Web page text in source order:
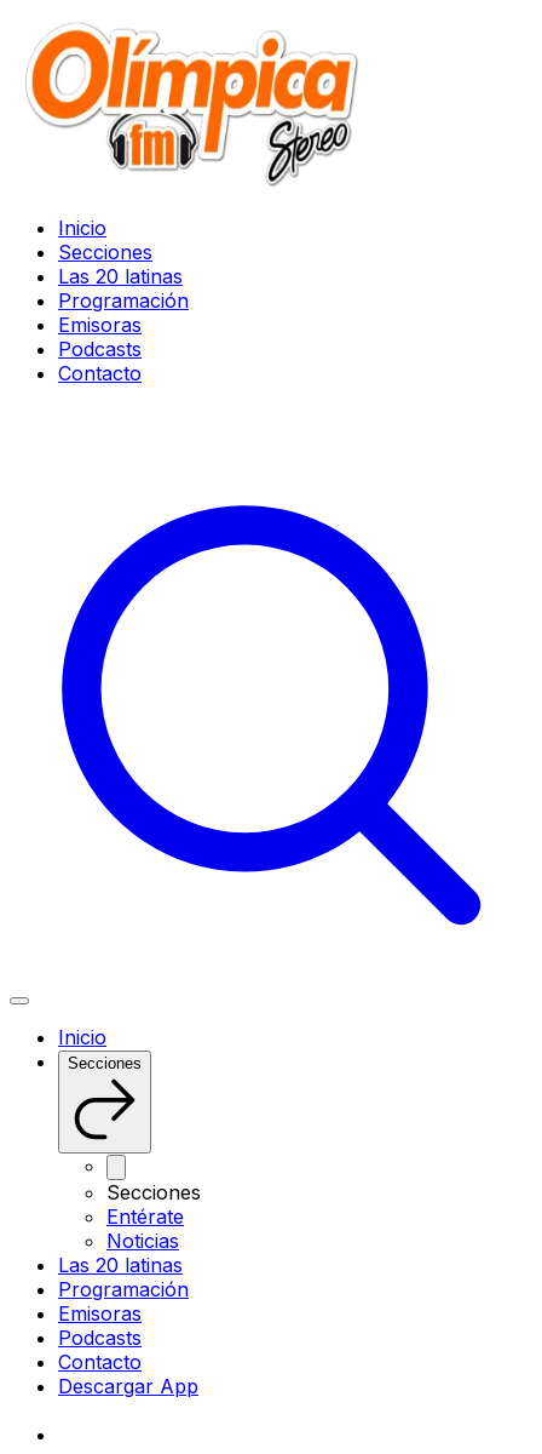
Inicio
Secciones
Las 20 latinas
Programación
Emisoras
Podcasts
Contacto
Inicio
Secciones
Secciones
Entérate
Noticias
Las 20 latinas
Programación
Emisoras
Podcasts
Contacto
Descargar App